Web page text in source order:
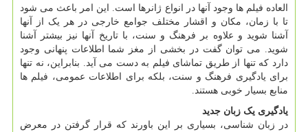
العاده فیلم ها وجود آنها در انواع ژانرها است. این امر باعث می شود
تا با زمان، مکان و اقشار مختلف جوامع خارجی در هر یک از آنها
آشنا شوید و علاوه بر فرهنگ و سنت، با تاریخ آنها نیز بیشتر آشنا
شوید. می توان گفت در بخشی از مغز شما اطلاعات پنهانی وجود
دارد که تنها از طریق تماشای فیلم به دست می آید. بنابراین، نه تنها
برای یادگیری فرهنگ و سنت، بلکه برای اطلاعات عمومی، فیلم ها
منابع بسیار خوبی هستند.
یادگیری یک زبان جدید
در زبان شناسی، بسیاری بر این باورند که قرار گرفتن در معرض